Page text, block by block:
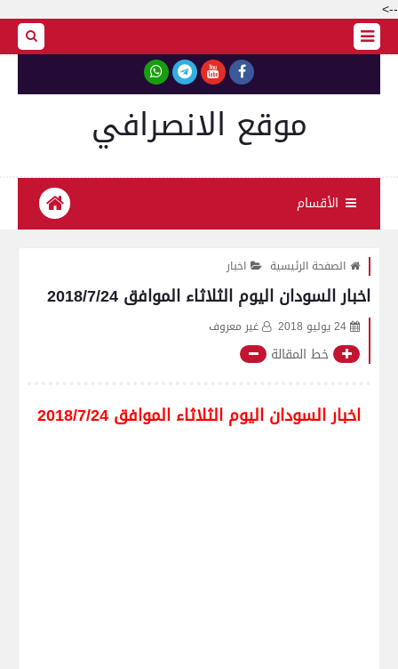
-->
موقع الانصرافي
الأقسام
الصفحة الرئيسية اخبار
اخبار السودان اليوم الثلاثاء الموافق 2018/7/24
24 يوليو 2018 غير معروف
خط المقالة
اخبار السودان اليوم الثلاثاء الموافق 2018/7/24